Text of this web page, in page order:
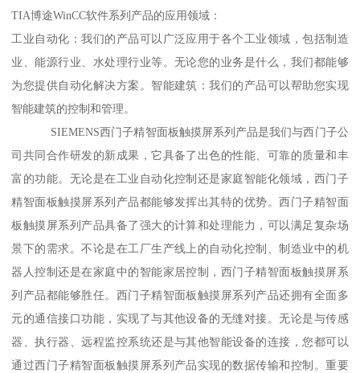
TIA博途WinCC软件系列产品的应用领域：
工业自动化：我们的产品可以广泛应用于各个工业领域，包括制造
业、能源行业、水处理行业等。无论您的业务是什么，我们都能够
为您提供自动化解决方案。智能建筑：我们的产品可以帮助您实现
智能建筑的控制和管理。
SIEMENS西门子精智面板触摸屏系列产品是我们与西门子公
司共同合作研发的新成果，它具备了出色的性能、可靠的质量和丰
富的功能。无论是在工业自动化控制还是家庭智能化领域，西门子
精智面板触摸屏系列产品都能够发挥出其特的优势。西门子精智面
板触摸屏系列产品具备了强大的计算和处理能力，可以满足复杂场
景下的需求。不论是在工厂生产线上的自动化控制、制造业中的机
器人控制还是在家庭中的智能家居控制，西门子精智面板触摸屏系
列产品都能够胜任。西门子精智面板触摸屏系列产品还拥有全面多
元的通信接口功能，实现了与其他设备的无缝对接。无论是与传感
器、执行器、远程监控系统还是与其他智能设备的连接，您都可以
通过西门子精智面板触摸屏系列产品实现的数据传输和控制。重要